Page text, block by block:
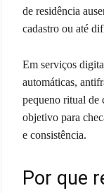
de residência
cadastro ou até
Em serviços
automáticas,
pequeno ritual de
objetivo para
e consistência.
Por que